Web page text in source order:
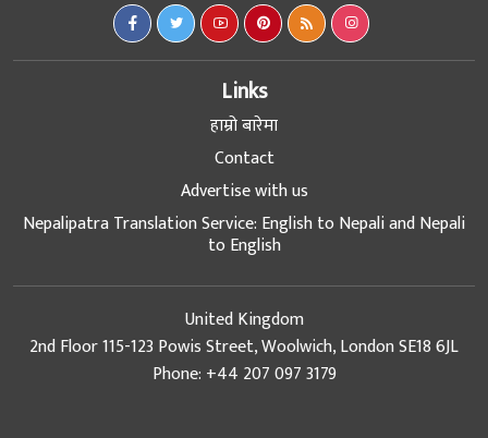
Links
हाम्रो बारेमा
Contact
Advertise with us
Nepalipatra Translation Service: English to Nepali and Nepali
to English
United Kingdom
2nd Floor 115-123 Powis Street, Woolwich, London SE18 6JL
Phone: +44 207 097 3179